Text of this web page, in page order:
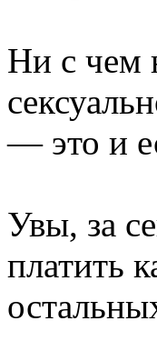
Ни с чем
— это и
Увы, за
платить